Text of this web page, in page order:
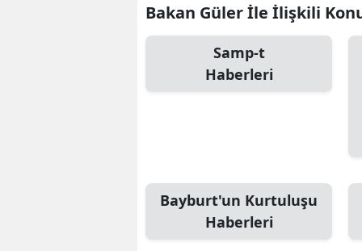
Bakan Güler İle İlişkili
Samp-t
Haberleri
Bayburt'un Kurtuluşu
Haberleri